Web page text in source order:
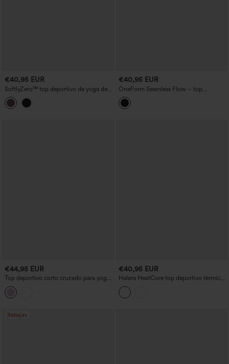
€40,95 EUR
SoftlyZero™ top deportivo de yoga de
felpa con escote redondeado, efecto
push-up, mangas largas con abertura
para el pulgar y bolsillos
€40,95 EUR
OneForm Seamless Flow – top
deportivo corto para yoga, térmico, con
cuello redondo y mangas largas.
€44,95 EUR
Top deportivo corto cruzado para yoga
con efecto push-up, copas moldeadas
en tejido spacer, escote amplio, mangas
largas y aperturas para el pulgar
€40,95 EUR
Halara HeatCore top deportivo térmico
para yoga de manga larga con cuello
alto tipo 'mock' y bolsillos
Rebajas